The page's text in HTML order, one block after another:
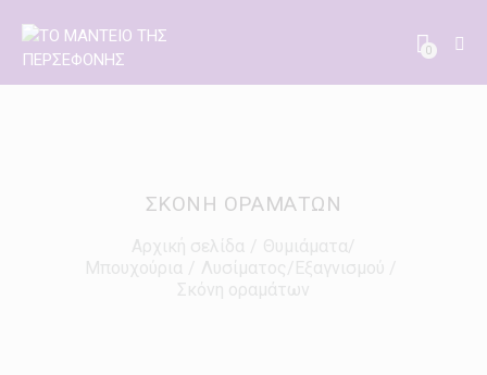
0
ΣΚΌΝΗ ΟΡΑΜΆΤΩΝ
Αρχική σελίδα
Θυμιάματα/
Μπουχούρια
Λυσίματος/Εξαγνισμού
Σκόνη οραμάτων